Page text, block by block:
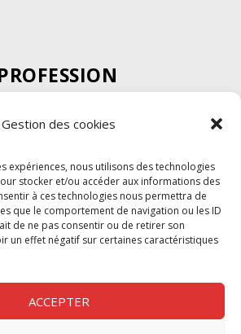
Gestion des cookies
expériences, nous utilisons des technologies
stocker et/ou accéder aux informations des
à ces technologies nous permettra de
que le comportement de navigation ou les ID
de ne pas consentir ou de retirer son
un effet négatif sur certaines caractéristiques
ACCEPTER
Spectacle
visuel